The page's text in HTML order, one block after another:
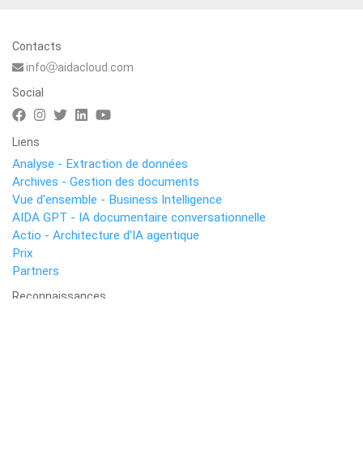
Contacts
info
aidacloud.com
Social
Liens
Analyse - Extraction de données
Archives - Gestion des documents
Vue d'ensemble - Business Intelligence
AIDA GPT - IA documentaire conversationnelle
Actio - Architecture d'IA agentique
Prix
Partners
Reconnaissances